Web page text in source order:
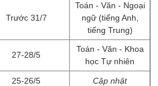
Trước 31/7
Toán - Văn - Ngoại
ngữ (tiếng Anh,
tiếng Trung)
27-28/5
Toán - Văn - Khoa
học Tự nhiên
25-26/5 Cập nhật